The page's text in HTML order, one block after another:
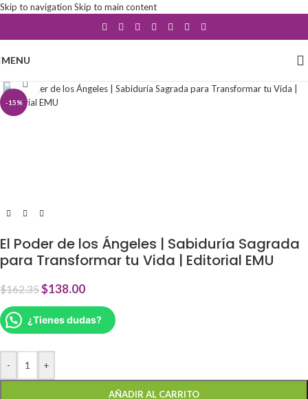
Skip to navigation Skip to main content
MENU
-15%
Click to enlarge
El Poder de los Ángeles | Sabiduría Sagrada
para Transformar tu Vida | Editorial EMU
$162.35$138.00
¿Tienes dudas?
- +
AÑADIR AL CARRITO